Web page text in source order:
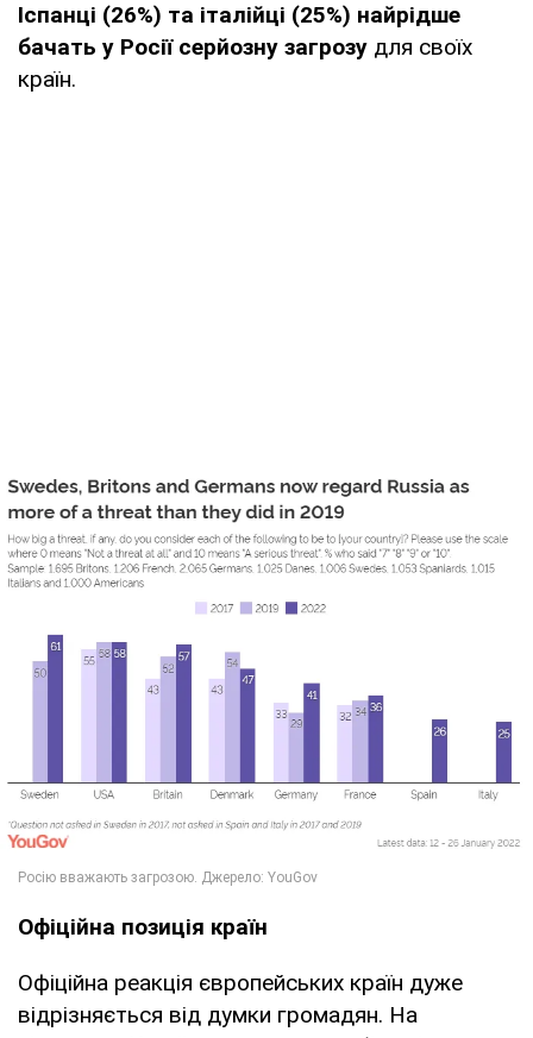
Іспанці (26%) та італійці (25%) найрідше
бачать у Росії серйозну загрозу для своїх
країн.
Офіційна позиція країн
Офіційна реакція європейських країн дуже
відрізняється від думки громадян. На